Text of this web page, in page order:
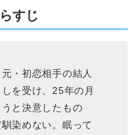
すじ
・初恋相手の結人
を受け、25年の月
と決意したもの
染めない。眠って